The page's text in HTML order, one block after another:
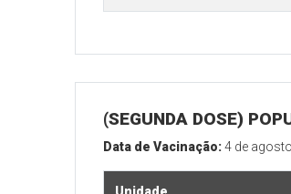
(SEGUNDA DOSE)
Data de Vacinação:4 de